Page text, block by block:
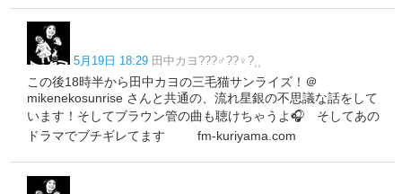
5月19日 18:29 田中カヨ???‍♂️??‍♀️?⸒⸒
この後18時半から田中カヨの三毛猫サンライズ！＠
mikenekosunrise さんと共通の、流れ星銀の不思議な話をして
います！そしてブラウン管の曲も聴けちゃうよ🎧 そしてあの
ドラマでブチギレてます fm-kuriyama.com